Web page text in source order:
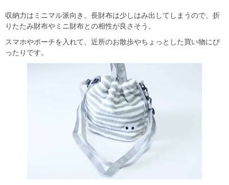
収納力はミニマル派向き。長財布は少しはみ出してしまうので、折
りたたみ財布やミニ財布との相性が良さそう。
スマホやポーチを入れて、近所のお散歩やちょっとした買い物にぴ
ったりです。